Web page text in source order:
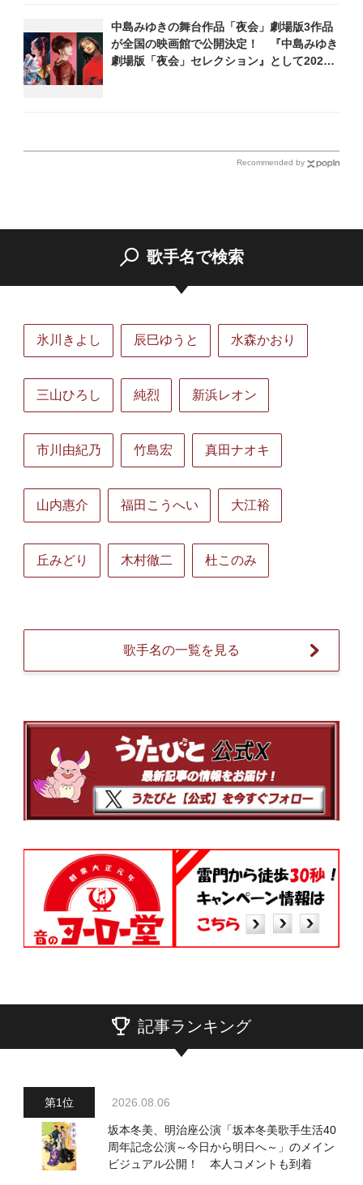
中島みゆきの舞台作品「夜会」劇場版3作品
が全国の映画館で公開決定！ 『中島みゆき
劇場版「夜会」セレクション』として2026
Recommended by
歌手名で検索
氷川きよし 辰巳ゆうと 水森かおり
三山ひろし 純烈 新浜レオン
市川由紀乃 竹島宏 真田ナオキ
山内惠介 福田こうへい 大江裕
丘みどり 木村徹二 杜このみ
歌手名の一覧を見る
記事ランキング
2026.08.06
坂本冬美、明治座公演「坂本冬美歌手生活40
周年記念公演～今日から明日へ～」のメイン
ビジュアル公開！ 本人コメントも到着